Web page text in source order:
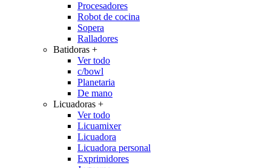
Procesadores
Robot de cocina
Sopera
Ralladores
Batidoras +
Ver todo
c/bowl
Planetaria
De mano
Licuadoras +
Ver todo
Licuamixer
Licuadora
Licuadora personal
Exprimidores